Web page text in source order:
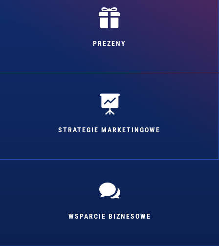

PREZENY

STRATEGIE MARKETINGOWE

WSPARCIE BIZNESOWE